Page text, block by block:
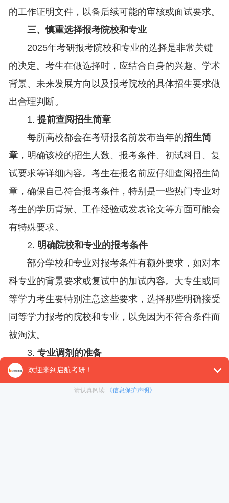
的工作证明文件，以备后续可能的审核或面试要求。
三、慎重选择报考院校和专业
2025年考研报考院校和专业的选择是非常关键
的决定。考生在做选择时，应结合自身的兴趣、学术
背景、未来发展方向以及报考院校的具体招生要求做
出合理判断。
1. 提前查阅招生简章
每所高校都会在考研报名前发布当年的招生简
章，明确该校的招生人数、报考条件、初试科目、复
试要求等详细内容。考生在报名前应仔细查阅招生简
章，确保自己符合报考条件，特别是一些热门专业对
考生的学历背景、工作经验或发表论文等方面可能会
有特殊要求。
2. 明确院校和专业的报考条件
部分学校和专业对报考条件有额外要求，如对本
科专业的背景要求或复试中的加试内容。大专生或同
等学力考生要特别注意这些要求，选择那些明确接受
同等学力报考的院校和专业，以免因为不符合条件而
被淘汰。
3. 专业调剂的准备
考研竞争激烈，考生在报考时不仅要选择心仪的
学校和专业，还要提前考虑调剂的可能性。可以在填